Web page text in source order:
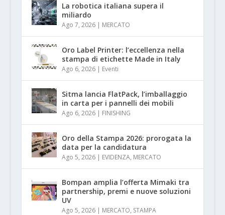
La robotica italiana supera il
miliardo
Ago 7, 2026| MERCATO
Oro Label Printer: l’eccellenza nella
stampa di etichette Made in Italy
Ago 6, 2026| Eventi
Sitma lancia FlatPack, l’imballaggio
in carta per i pannelli dei mobili
Ago 6, 2026| FINISHING
Oro della Stampa 2026: prorogata la
data per la candidatura
Ago 5, 2026| EVIDENZA, MERCATO
Bompan amplia l’offerta Mimaki tra
partnership, premi e nuove soluzioni
UV
Ago 5, 2026| MERCATO, STAMPA